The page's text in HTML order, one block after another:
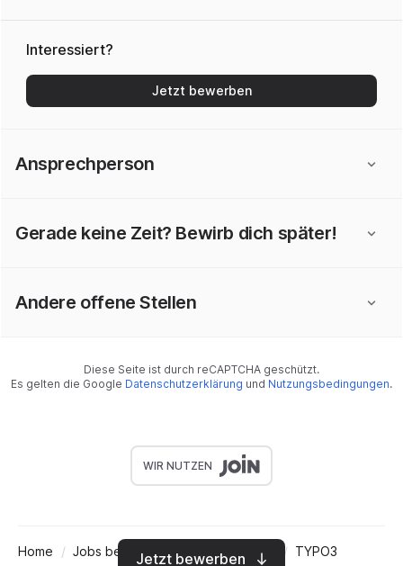
Jetzt bewerben
Interessiert?
Jetzt bewerben
Ansprechperson
Gerade keine Zeit? Bewirb dich später!
Andere offene Stellen
Diese Seite ist durch reCAPTCHA geschützt.
Es gelten die Google Datenschutzerklärung und Nutzungsbedingungen.
WIR NUTZEN
Home Jobs bei Digitale Offensive GmbH TYPO3